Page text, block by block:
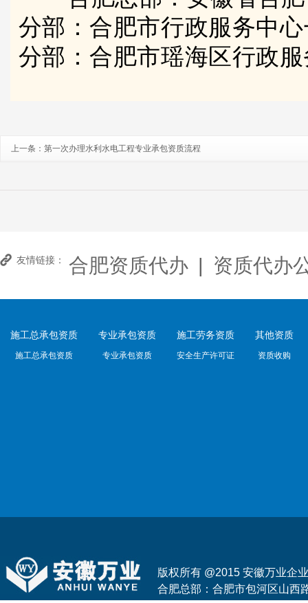
分部：合肥市行政服务中
分部：合肥市瑶海区行政
上一条： 第一次办理水利水电工程专业承包资质流程
友情链接： 合肥资质代办 | 资质代办
施工总承包资质
施工总承包资质
专业承包资质
专业承包资质
施工劳务资质
安全生产许可证
其他资质
资质收购
版权所有 @2015 安徽万业企
合肥总部：合肥市包河区山西